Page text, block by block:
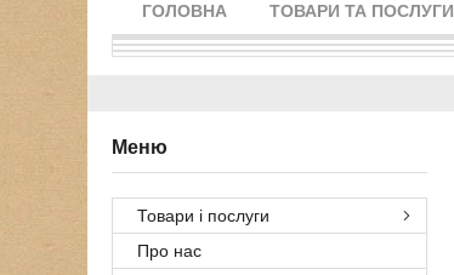
ГОЛОВНА ТОВАРИ ТА ПОСЛУГИ
Товари і послуги
Про нас